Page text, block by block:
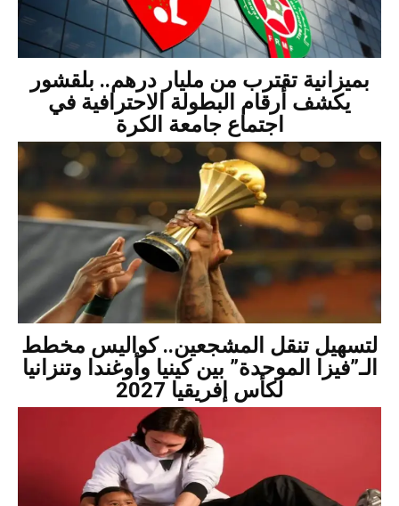
بميزانية تقترب من مليار درهم.. بلقشور
يكشف أرقام البطولة الاحترافية في
اجتماع جامعة الكرة
لتسهيل تنقل المشجعين.. كواليس مخطط
الـ”فيزا الموحدة” بين كينيا وأوغندا وتنزانيا
لكأس إفريقيا 2027